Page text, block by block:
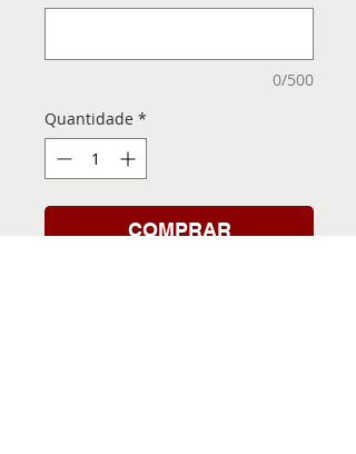
0/500
Quantidade *
COMPRAR